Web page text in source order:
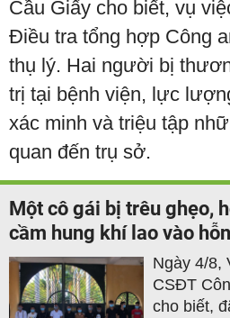
Cầu Giấy cho biết, vụ
Điều tra tổng hợp Công
thụ lý. Hai người bị
trị tại bệnh viện, lực
xác minh và triệu tập
quan đến trụ sở.
Một cô gái bị trêu ghẹo,
cầm hung khí lao vào
Ngày 4/8,
CSĐT
cho biết,